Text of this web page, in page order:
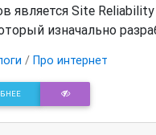
является Site Reliability
изначально
/ Про интернет